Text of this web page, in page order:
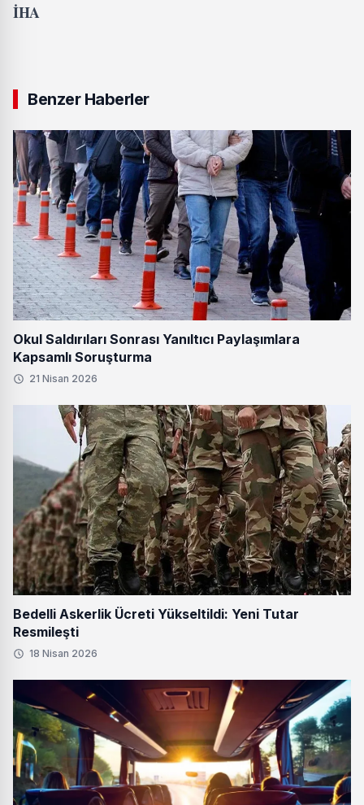
İHA
Benzer Haberler
Okul Saldırıları Sonrası Yanıltıcı Paylaşımlara
Kapsamlı Soruşturma
21 Nisan 2026
Bedelli Askerlik Ücreti Yükseltildi: Yeni Tutar
Resmileşti
18 Nisan 2026